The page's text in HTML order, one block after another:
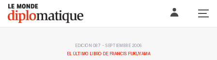
Skip
content
Le monde diplomatique
EDICIÓN 087 - SEPTIEMBRE 2006
EL ÚLTIMO LIBRO DE FRANCIS FUKUYAMA